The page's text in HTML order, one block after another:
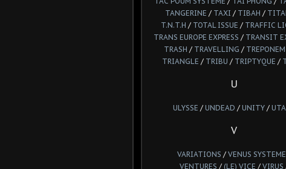
TANGERINE / TAXI / TIBAH /
T.N.T.H / TOTAL ISSUE / TRAFFIC
TRANS EUROPE EXPRESS / TRANSIT
TRASH / TRAVELLING /
TRIANGLE / TRIBU / TRIPTYQUE /
U
ULYSSE / UNDEAD / UNITY /
V
VARIATIONS / VENUS SYSTEME
VENTURES / (LE) VICE / VIRUS